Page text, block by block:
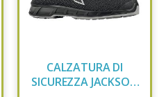
CALZATURA DI
SICUREZZA JACKSON